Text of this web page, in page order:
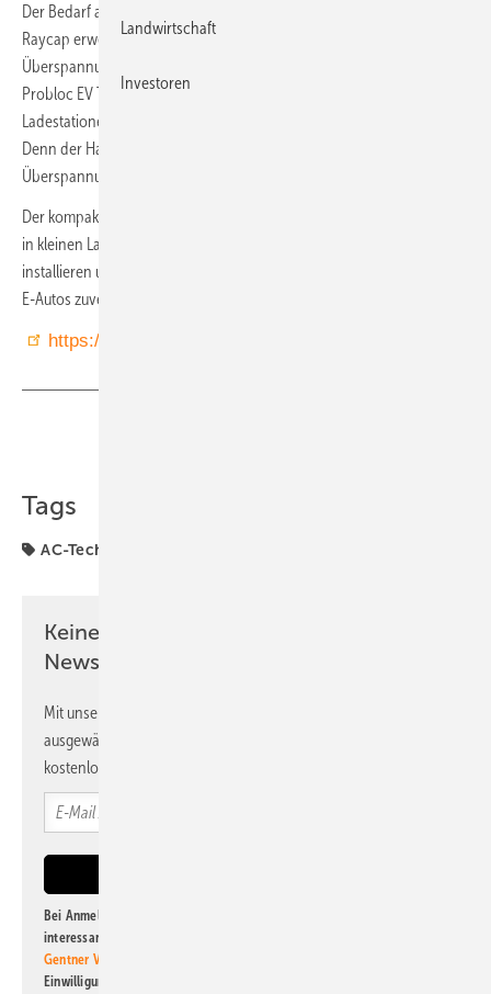
Der Bedarf an Lösungen für ein sicheres Laden nimmt zu. Hersteller
Raycap erweitert mit dem neuen Probloc EV T2 V das Sortiment der
Überspannungsschutzlösungen für E-Ladestationen. Der neue
Probloc EV T2 V wurde speziell für den Schutz von kleinen AC-
Ladestationen oder Wallboxen auch im privaten Umfeld entwickelt.
Denn der Hausanschluss ist nicht ausreichend vor
Überspannungsschäden geschützt.
Der kompakte Bautyp findet mit einer Breite von 35 Millimetern auch
in kleinen Ladestationen Platz, ist besonders schnell und einfach zu
installieren und schützt Ladestationen sowie daran angeschlossene
E-Autos zuverlässig vor Überspannungsschäden.
https://raycap.de/
Tags
AC-Technik
Keine Zeit? Kein Problem mit dem PV
Newsletter!
Mit unserem Newsletter erhalten Sie regelmäßig von uns
ausgewählte Informationen und Neuigkeiten, gebündelt und
kostenlos direkt ins Postfach.
Bei Anmeldung zu diesem Newsletter bin ich damit einverstanden, über
interessante Verlags- und Online-Angebote
Gentner Verlag GmbH & Co. KG
Einwilligung kann ich jederzeit widerrufen und eine Abmeldung ist
Landwirtschaft
Investoren